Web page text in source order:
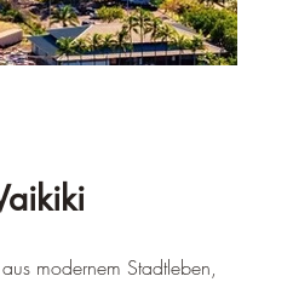
modernem Stadtleben,